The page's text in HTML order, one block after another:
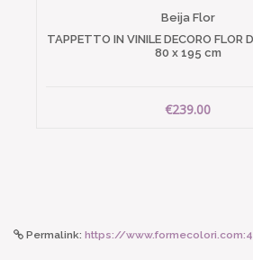
Beija Flor
TAPPETTO IN VINILE DECORO FLOR
80 x 195 cm
€239.00
Permalink: https://www.formecolori.com:443/it_it/shop/cucina/tovaglie/